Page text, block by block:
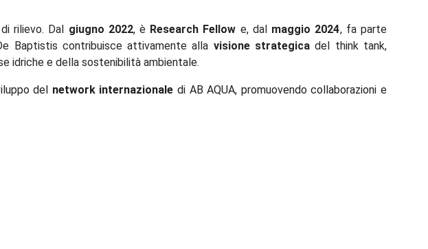
rilievo. Dal giugno 2022, è Research Fellow e, dal maggio 2024, fa parte
Baptistis contribuisce attivamente alla visione strategica del think tank,
idriche e della sostenibilità ambientale.
del network internazionale di AB AQUA, promuovendo collaborazioni e